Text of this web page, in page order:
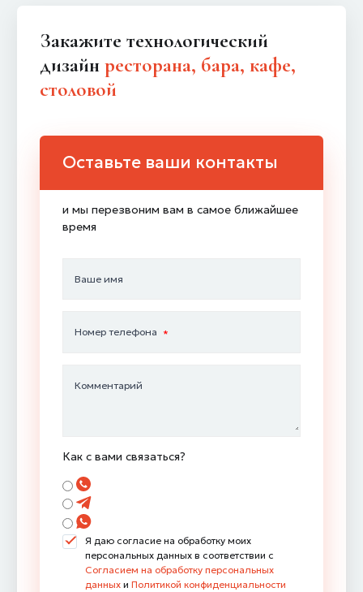
Закажите технологический
дизайн ресторана, бара, кафе,
столовой
Оставьте ваши контакты
и мы перезвоним вам в самое ближайшее
время
Ваше имя
Номер телефона
Комментарий
Как с вами связаться?
Я даю согласие на обработку моих
персональных данных в соответствии с
Согласием на обработку персональных
данных и Политикой конфиденциальности